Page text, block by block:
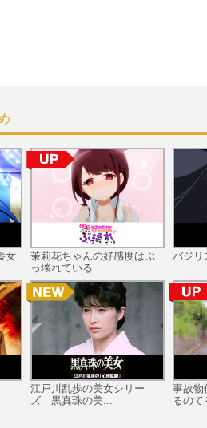
女
茉莉花ちゃんの好感度はぶ
っ壊れている...
江戸川乱歩の美女シリー
ズ 黒真珠の美...
バジリ
事故物
るのて